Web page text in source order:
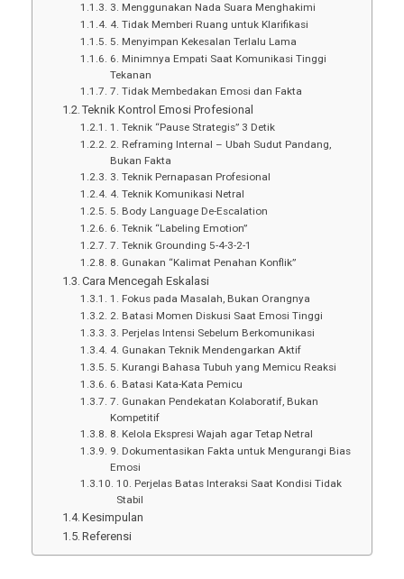
3. Menggunakan Nada Suara Menghakimi
4. Tidak Memberi Ruang untuk Klarifikasi
5. Menyimpan Kekesalan Terlalu Lama
6. Minimnya Empati Saat Komunikasi Tinggi
Tekanan
7. Tidak Membedakan Emosi dan Fakta
Teknik Kontrol Emosi Profesional
1. Teknik “Pause Strategis” 3 Detik
2. Reframing Internal – Ubah Sudut Pandang,
Bukan Fakta
3. Teknik Pernapasan Profesional
4. Teknik Komunikasi Netral
5. Body Language De-Escalation
6. Teknik “Labeling Emotion”
7. Teknik Grounding 5-4-3-2-1
8. Gunakan “Kalimat Penahan Konflik”
Cara Mencegah Eskalasi
1. Fokus pada Masalah, Bukan Orangnya
2. Batasi Momen Diskusi Saat Emosi Tinggi
3. Perjelas Intensi Sebelum Berkomunikasi
4. Gunakan Teknik Mendengarkan Aktif
5. Kurangi Bahasa Tubuh yang Memicu Reaksi
6. Batasi Kata-Kata Pemicu
7. Gunakan Pendekatan Kolaboratif, Bukan
Kompetitif
8. Kelola Ekspresi Wajah agar Tetap Netral
9. Dokumentasikan Fakta untuk Mengurangi Bias
Emosi
10. Perjelas Batas Interaksi Saat Kondisi Tidak
Stabil
Kesimpulan
Referensi